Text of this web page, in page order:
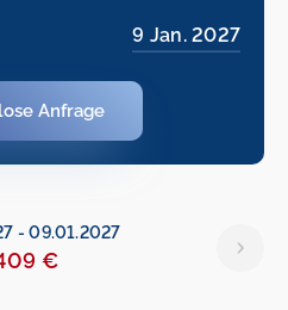
9 Jan. 2027
Anfrage
-09.01.2027
€